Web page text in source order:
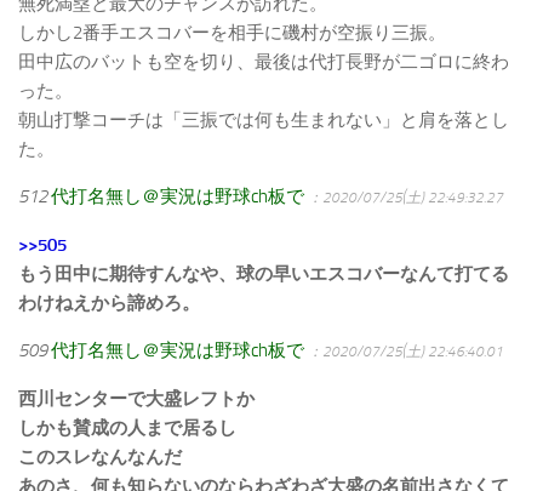
しかし2番手エスコバーを相手に磯村が空振り三振。
田中広のバットも空を切り、最後は代打長野が二ゴロに終わ
った。
朝山打撃コーチは「三振では何も生まれない」と肩を落とし
た。
512代打名無し＠実況は野球ch板で ：2020/07/25(土) 22:49:32.27
>>505
もう田中に期待すんなや、球の早いエスコバーなんて打てる
わけねえから諦めろ。
509代打名無し＠実況は野球ch板で ：2020/07/25(土) 22:46:40.01
西川センターで大盛レフトか
しかも賛成の人まで居るし
このスレなんなんだ
あのさ、何も知らないのならわざわざ大盛の名前出さなくて